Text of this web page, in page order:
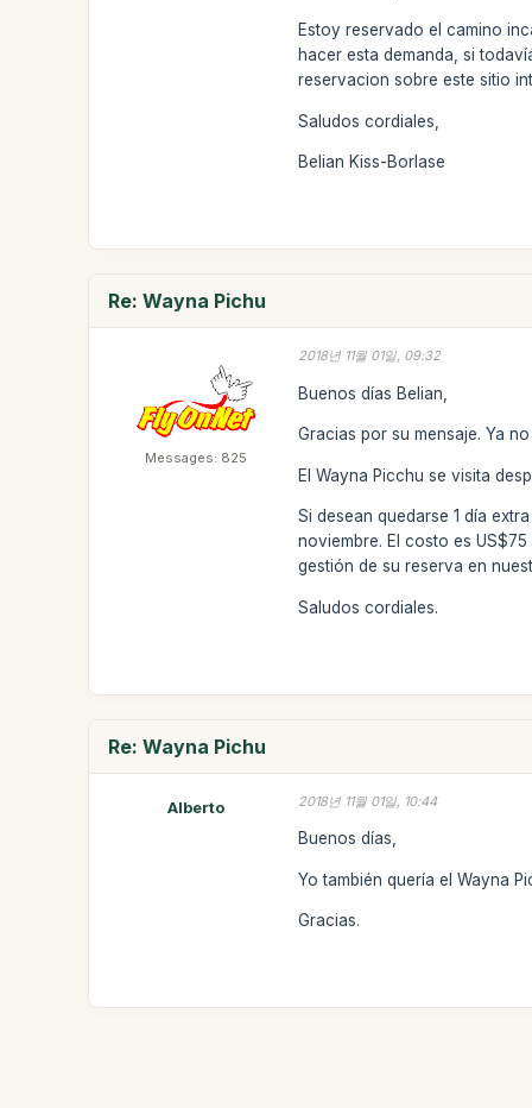
Estoy reservado el camino
hacer esta demanda, si
reservacion sobre este sitio
Saludos cordiales,
Belian Kiss-Borlase
Re: Wayna Pichu
Messages: 825
2018년 11월 01일, 09:32
Buenos días Belian,
Gracias por su mensaje. Ya
El Wayna Picchu se visita
Si desean quedarse 1 día
noviembre. El costo es
gestión de su reserva en
Saludos cordiales.
Re: Wayna Pichu
Alberto 2018년 11월 01일, 10:44
Buenos días,
Yo también quería el Wayna
Gracias.